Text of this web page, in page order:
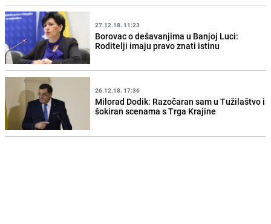
27.12.18. 11:23
Borovac o dešavanjima u Banjoj Luci:
Roditelji imaju pravo znati istinu
26.12.18. 17:36
Milorad Dodik: Razočaran sam u Tužilaštvo i
šokiran scenama s Trga Krajine